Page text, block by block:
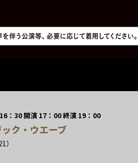
：30 開演 17：00 終演 19：00
ク・ウエーブ
）